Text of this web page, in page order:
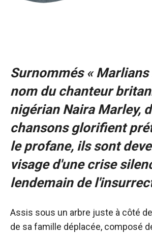
Surnommés « Marlians
nom du chanteur
nigérian Naira Marley,
chansons glorifient
le profane, ils sont
visage d'une crise
lendemain de
Assis sous un arbre juste à côté
de sa famille déplacée, composé